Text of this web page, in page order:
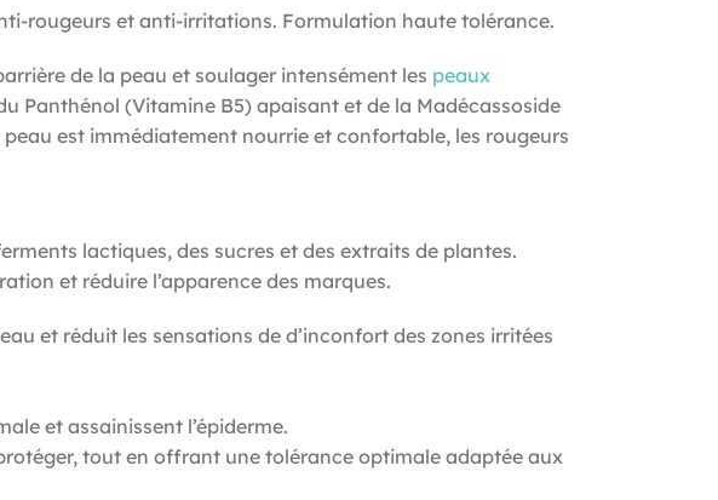
rougeurs et anti-irritations. Formulation haute tolérance.
de la peau et soulager intensément les peaux
Panthénol (Vitamine B5) apaisant et de la Madécassoside
est immédiatement nourrie et confortable, les rougeurs
lactiques, des sucres et des extraits de plantes.
et réduire l’apparence des marques.
et réduit les sensations de d’inconfort des zones irritées
et assainissent l’épiderme.
tout en offrant une tolérance optimale adaptée aux